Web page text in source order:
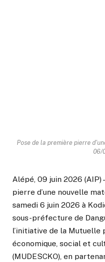
Pose de la première pierre
06/
Alépé, 09 juin 2026 (AIP)
pierre d’une nouvelle
samedi 6 juin 2026 à
sous-préfecture de
l’initiative de la
économique, social et
(MUDESCKO), en